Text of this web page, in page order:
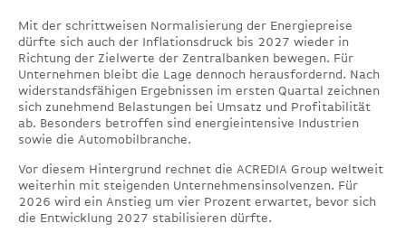
Mit der schrittweisen Normalisierung der Energiepreise
dürfte sich auch der Inflationsdruck bis 2027 wieder in
Richtung der Zielwerte der Zentralbanken bewegen. Für
Unternehmen bleibt die Lage dennoch herausfordernd. Nach
widerstandsfähigen Ergebnissen im ersten Quartal zeichnen
sich zunehmend Belastungen bei Umsatz und Profitabilität
ab. Besonders betroffen sind energieintensive Industrien
sowie die Automobilbranche.
Vor diesem Hintergrund rechnet die ACREDIA Group weltweit
weiterhin mit steigenden Unternehmensinsolvenzen. Für
2026 wird ein Anstieg um vier Prozent erwartet, bevor sich
die Entwicklung 2027 stabilisieren dürfte.